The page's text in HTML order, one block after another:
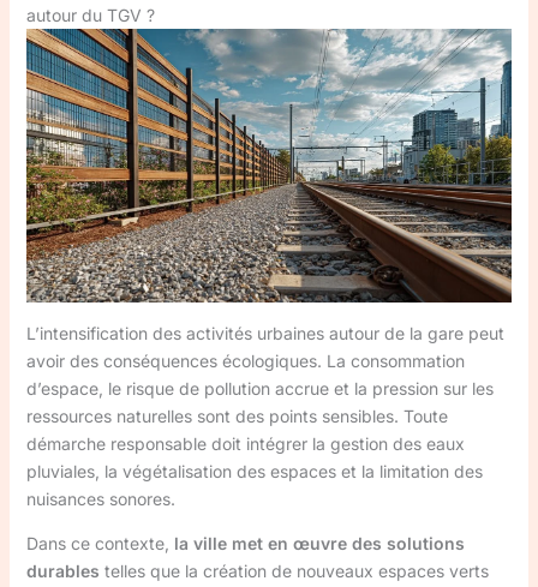
autour du TGV ?
L’intensification des activités urbaines autour de la gare peut
avoir des conséquences écologiques. La consommation
d’espace, le risque de pollution accrue et la pression sur les
ressources naturelles sont des points sensibles. Toute
démarche responsable doit intégrer la gestion des eaux
pluviales, la végétalisation des espaces et la limitation des
nuisances sonores.
Dans ce contexte, la ville met en œuvre des solutions
durables telles que la création de nouveaux espaces verts